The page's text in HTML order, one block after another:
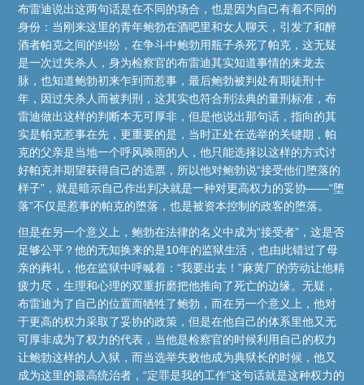
布雷迪说出这两句话是在不同的场合，也是因为自己有着不同的
身份：当刚来这里的青年鲍勃在酒吧里和女人聊天，引发了和醉
酒者帕克之间的纠纷，在争斗中鲍勃用瓶子杀死了帕克，这无疑
是一次过失杀人，身为检察官的布雷迪其实知道事情的来龙去
脉，也知道鲍勃初来乍到而惹事，最后鲍勃被判处有期徒刑十
年，因过失杀人而被判刑，这其实也符合刑法典的量刑标准，布
雷迪做出这样的判断本无可厚非，但是他说出那句话，指向的其
实是帕克惹事在先，更重要的是，当时正处在选举的关键期，帕
克的父亲是当地一个呼风唤雨的人，他只能选择以这样的方式讨
好帕克并期望获得自己的选票，所以他对鲍勃说“接受他们堕落的
样子”，就是暗示自己作出判决就是一种对更高权力的妥协——“堕
落”不仅是惹事的帕克的堕落，也是被资本控制的政客的堕落。
但是在另一个意义上，鲍勃在法律的名义中成为“接受者”，这是否
足够公平？他的无知换来的是10年的监狱生活，也由此错过了母
亲的葬礼，他在监狱中呼喊着：“我要出去！”麻黄厂的劳动让他精
疲力尽，生理和心理的双重折磨把他推向了死亡的边缘。无疑，
布雷迪为了自己的位置而牺牲了鲍勃，而在另一个意义上，他对
于更高的权力采取了妥协的政策，但是在他自己的体系里他又无
可厚非成为了权力的代表，当他是检察官的时候利用自己的权力
让鲍勃这样的人入狱，而当选举失败他成为典狱长的时候，他又
成为这里的最高统治者，“定罪是我的工作”这句话就是这种权力的